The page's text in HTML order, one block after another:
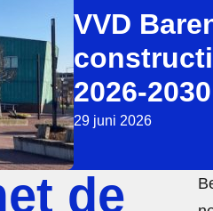
VVD
2026-2030
29 juni 2026
de